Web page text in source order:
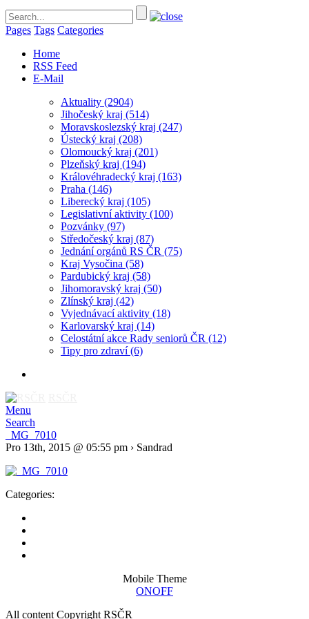
Pages Tags Categories
Home
RSS Feed
E-Mail
Aktuality (2904)
Jihočeský kraj (514)
Moravskoslezský kraj (247)
Ústecký kraj (208)
Olomoucký kraj (201)
Plzeňský kraj (194)
Královéhradecký kraj (163)
Praha (146)
Liberecký kraj (105)
Legislativní aktivity (100)
Pozvánky (97)
Středočeský kraj (87)
Jednání orgánů RS ČR (75)
Kraj Vysočina (58)
Pardubický kraj (58)
Jihomoravský kraj (50)
Zlínský kraj (42)
Vyjednávací aktivity (18)
Karlovarský kraj (14)
Celostátní akce Rady seniorů ČR (12)
Tipy pro zdraví(6)
Menu
Search
_MG_7010
Pro 13th, 2015 @ 05:55 pm › Sandrad
Categories:
Mobile Theme
ONOFF
All content Copyright RSČR